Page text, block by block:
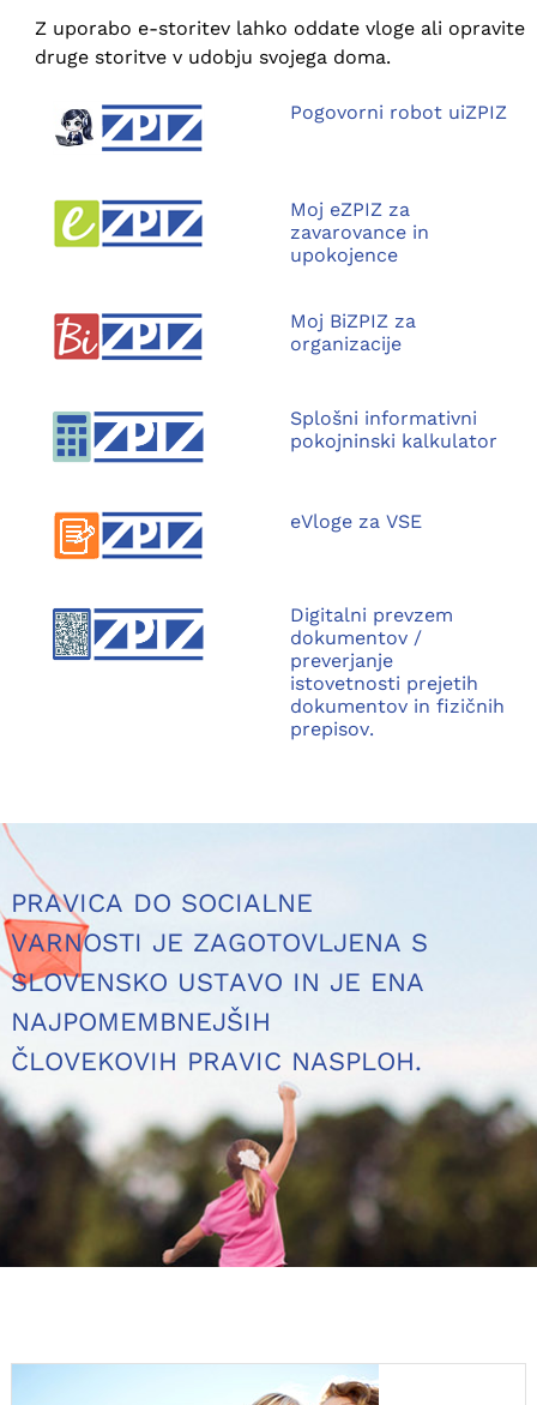
Z uporabo e-storitev lahko oddate vloge ali opravite
druge storitve v udobju svojega doma.
Pogovorni robot uiZPIZ
Moj eZPIZ za
zavarovance in
upokojence
Moj BiZPIZ za
organizacije
Splošni informativni
pokojninski kalkulator
eVloge za VSE
Digitalni prevzem
dokumentov /
preverjanje
istovetnosti prejetih
dokumentov in fizičnih
prepisov.
PRAVICA DO SOCIALNE
VARNOSTI JE ZAGOTOVLJENA S
SLOVENSKO USTAVO IN JE ENA
NAJPOMEMBNEJŠIH
ČLOVEKOVIH PRAVIC NASPLOH.